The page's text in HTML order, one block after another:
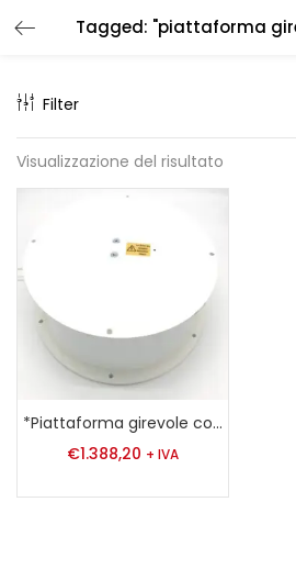
Filter
Visualizzazione del risultato
*Piattaforma girevole con capacità di carico di 300 kg
€1.388,20 + IVA
LOGIN
Enter your username and password
Remember me